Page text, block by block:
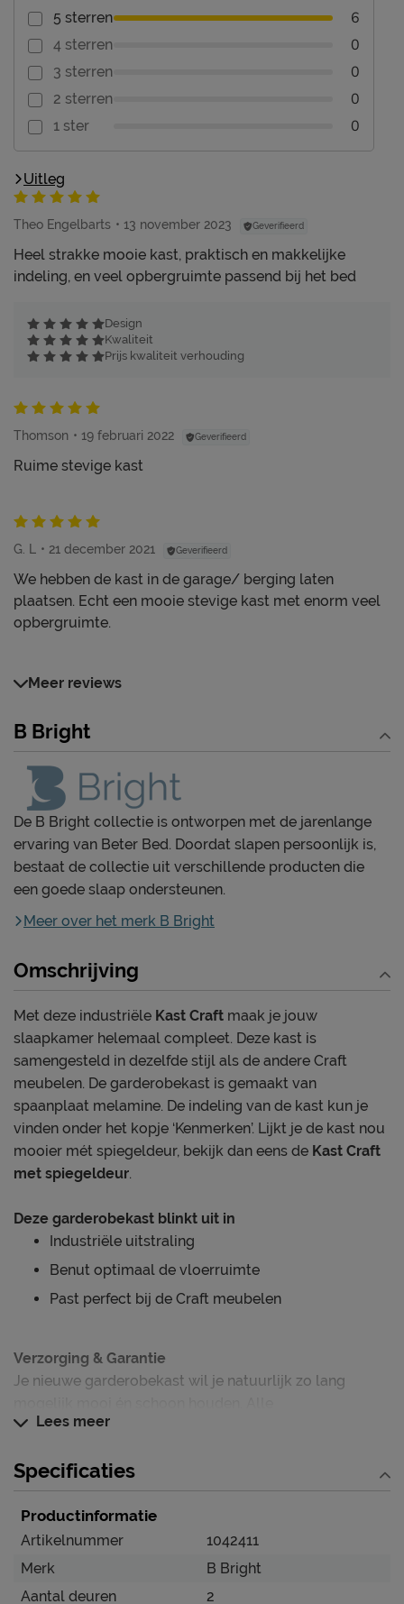
5 sterren 6
4 sterren 0
3 sterren 0
2 sterren 0
1 ster 0
Uitleg
Theo Engelbarts 13 november 2023 Geverifieerd
Heel strakke mooie kast, praktisch en makkelijke
indeling, en veel opbergruimte passend bij het bed
Design
Kwaliteit
Prijs kwaliteit verhouding
Thomson 19 februari 2022 Geverifieerd
Ruime stevige kast
G. L 21 december 2021 Geverifieerd
We hebben de kast in de garage/ berging laten
plaatsen. Echt een mooie stevige kast met enorm veel
opbergruimte.
Meer reviews
B Bright
De B Bright collectie is ontworpen met de jarenlange
ervaring van Beter Bed. Doordat slapen persoonlijk is,
bestaat de collectie uit verschillende producten die
een goede slaap ondersteunen.
Meer over het merk B Bright
Omschrijving
Met deze industriële Kast Craft maak je jouw
slaapkamer helemaal compleet. Deze kast is
samengesteld in dezelfde stijl als de andere Craft
meubelen. De garderobekast is gemaakt van
spaanplaat melamine. De indeling van de kast kun je
vinden onder het kopje ‘Kenmerken’. Lijkt je de kast nou
mooier mét spiegeldeur, bekijk dan eens de Kast Craft
met spiegeldeur.
Deze garderobekast blinkt uit in
Industriële uitstraling
Benut optimaal de vloerruimte
Past perfect bij de Craft meubelen
Verzorging & Garantie
Je nieuwe garderobekast wil je natuurlijk zo lang
schoonmaakinstructies, evenals de garantie op de
om te weten’.
Lees meer
Specificaties
Productinformatie
Artikelnummer
1042411
Merk
B Bright
Aantal deuren
2